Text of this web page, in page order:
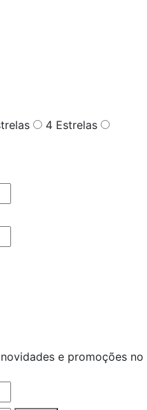
4 Estrelas
e promoções no